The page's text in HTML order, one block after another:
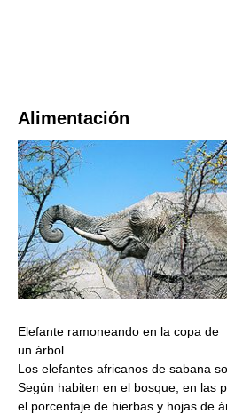
Alimentación
Elefante ramoneando en la copa de
un árbol.
Los elefantes africanos de sabana
Según habiten en el bosque, en las
el porcentaje de hierbas y hojas de